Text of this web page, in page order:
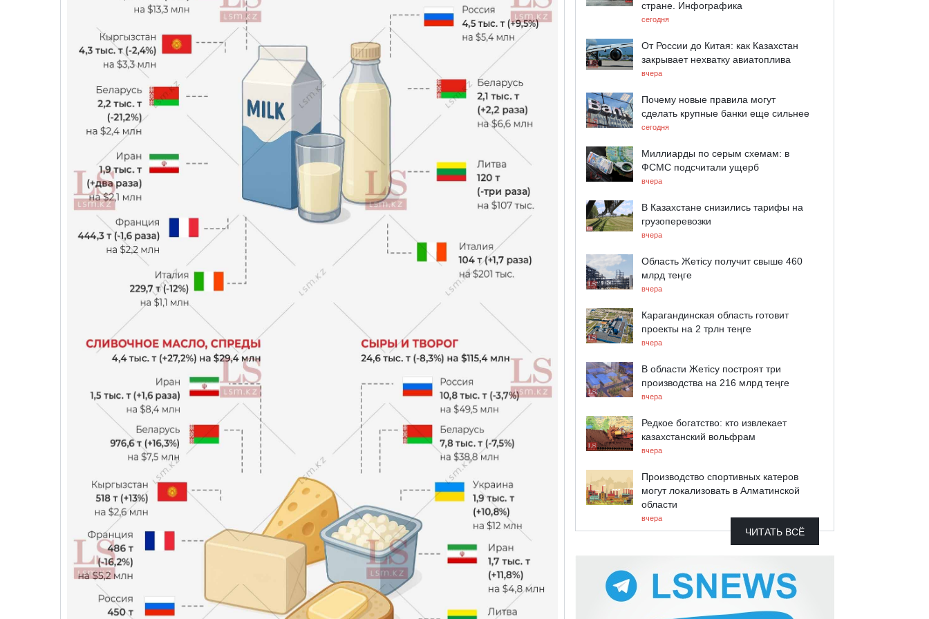
стране. Инфографика
сегодня
От России до Китая: как Казахстан
закрывает нехватку авиатоплива
вчера
Почему новые правила могут
сделать крупные банки еще сильнее
сегодня
Миллиарды по серым схемам: в
ФСМС подсчитали ущерб
вчера
В Казахстане снизились тарифы на
грузоперевозки
вчера
Область Жетісу получит свыше 460
млрд теңге
вчера
Карагандинская область готовит
проекты на 2 трлн теңге
вчера
В области Жетісу построят три
производства на 216 млрд теңге
вчера
Редкое богатство: кто извлекает
казахстанский вольфрам
вчера
Производство спортивных катеров
могут локализовать в Алматинской
области
вчера
ЧИТАТЬ ВСЁ